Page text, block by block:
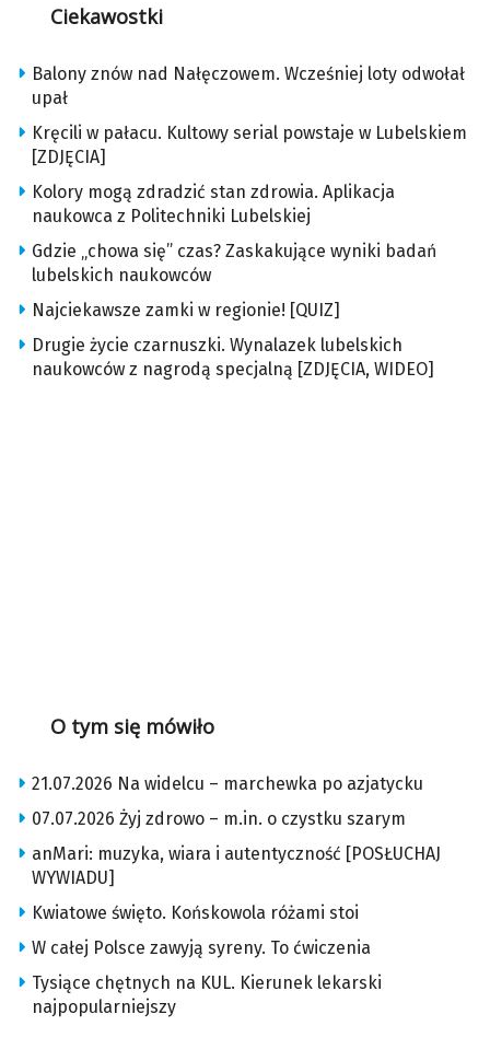
Ciekawostki
Balony znów nad Nałęczowem. Wcześniej loty odwołał
upał
Kręcili w pałacu. Kultowy serial powstaje w Lubelskiem
[ZDJĘCIA]
Kolory mogą zdradzić stan zdrowia. Aplikacja
naukowca z Politechniki Lubelskiej
Gdzie „chowa się” czas? Zaskakujące wyniki badań
lubelskich naukowców
Najciekawsze zamki w regionie! [QUIZ]
Drugie życie czarnuszki. Wynalazek lubelskich
naukowców z nagrodą specjalną [ZDJĘCIA, WIDEO]
O tym się mówiło
21.07.2026 Na widelcu – marchewka po azjatycku
07.07.2026 Żyj zdrowo – m.in. o czystku szarym
anMari: muzyka, wiara i autentyczność [POSŁUCHAJ
WYWIADU]
Kwiatowe święto. Końskowola różami stoi
W całej Polsce zawyją syreny. To ćwiczenia
Tysiące chętnych na KUL. Kierunek lekarski
najpopularniejszy